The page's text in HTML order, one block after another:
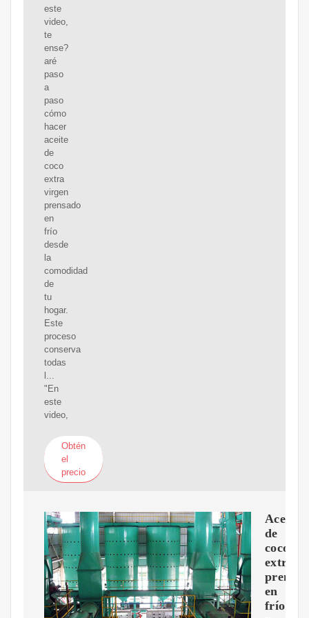
este
video,
te
ense?
aré
paso
a
paso
cómo
hacer
aceite
de
coco
extra
virgen
prensado
en
frío
desde
la
comodidad
de
tu
hogar.
Este
proceso
conserva
todas
l...
"En
este
video,
Obtén
el
precio
Aceite
de
coco
en
frío